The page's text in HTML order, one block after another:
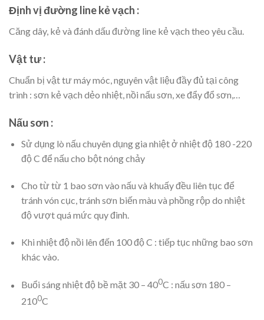
Định vị đường line kẻ vạch :
Căng dây, kẻ và đánh dấu đường line kẻ vạch theo yêu cầu.
Vật tư :
Chuẩn bị vật tư máy móc, nguyên vật liệu đầy đủ tại công
trình : sơn kẻ vạch dẻo nhiệt, nồi nấu sơn, xe đẩy đổ sơn,…
Nấu sơn :
Sử dụng lò nấu chuyên dụng gia nhiệt ở nhiệt độ 180 -220
độ C để nấu cho bột nóng chảy
Cho từ từ 1 bao sơn vào nấu và khuấy đều liên tục để
tránh vón cục, tránh sơn biến màu và phồng rộp do nhiệt
độ vượt quá mức quy đinh.
Khi nhiệt độ nồi lên đến 100 độ C : tiếp tục những bao sơn
khác vào.
Buổi sáng nhiệt độ bề mặt 30 – 400C : nấu sơn 180 –
2100C